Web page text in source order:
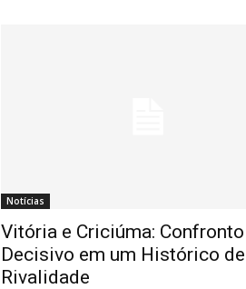
Notícias
Vitória e Criciúma: Confronto
Decisivo em um Histórico de
Rivalidade